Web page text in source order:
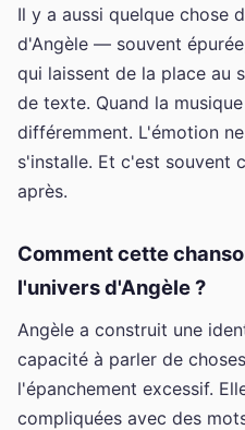
Il y a aussi quelque chose
d'Angèle — souvent
qui laissent de la place au
de texte. Quand la
différemment. L'émotion
s'installe. Et c'est souvent
après.
Comment cette
l'univers d'Angèle ?
Angèle a construit une
capacité à parler de
l'épanchement excessif.
compliquées avec des